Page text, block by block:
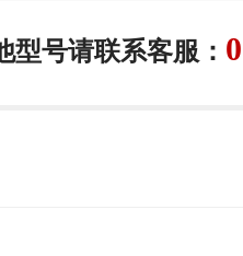
型号请联系客服：